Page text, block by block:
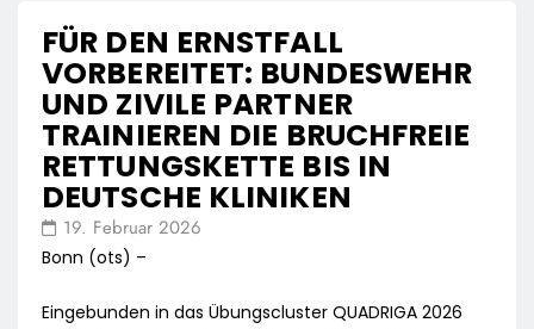
FÜR DEN ERNSTFALL
VORBEREITET: BUNDESWEHR
UND ZIVILE PARTNER
TRAINIEREN DIE BRUCHFREIE
RETTUNGSKETTE BIS IN
DEUTSCHE KLINIKEN
19. Februar 2026
Bonn (ots) –
Eingebunden in das Übungscluster QUADRIGA 2026